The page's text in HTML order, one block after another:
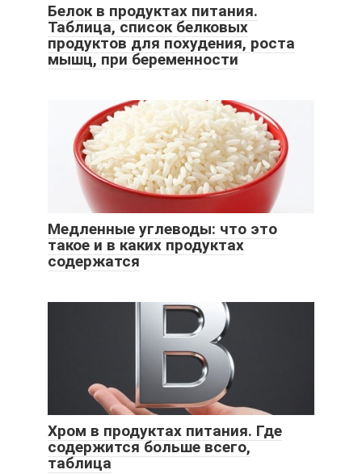
Белок в продуктах питания.
Таблица, список белковых
продуктов для похудения, роста
мышц, при беременности
Медленные углеводы: что это
такое и в каких продуктах
содержатся
Хром в продуктах питания. Где
содержится больше всего,
таблица